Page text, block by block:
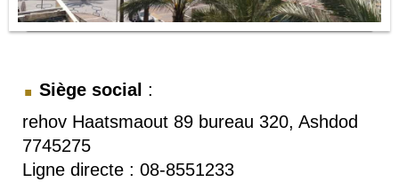
.​ Siège social :
rehov Haatsmaout 89 bureau 320, Ashdod
7745275
Ligne directe : 08-8551233